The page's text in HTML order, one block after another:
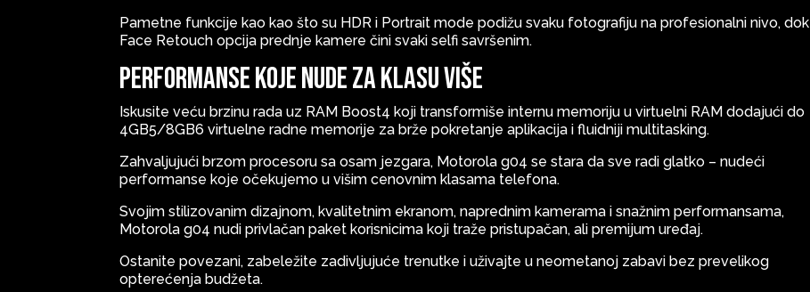
Pametne funkcije kao kao što su HDR i Portrait mode podižu svaku fotografiju na profesionalni nivo, dok
Face Retouch opcija prednje kamere čini svaki selfi savršenim.
Performanse koje nude za klasu više
Iskusite veću brzinu rada uz RAM Boost4 koji transformiše internu memoriju u virtuelni RAM dodajući do
4GB5/8GB6 virtuelne radne memorije za brže pokretanje aplikacija i fluidniji multitasking.
Zahvaljujući brzom procesoru sa osam jezgara, Motorola g04 se stara da sve radi glatko – nudeći
performanse koje očekujemo u višim cenovnim klasama telefona.
Svojim stilizovanim dizajnom, kvalitetnim ekranom, naprednim kamerama i snažnim performansama,
Motorola g04 nudi privlačan paket korisnicima koji traže pristupačan, ali premijum uređaj.
Ostanite povezani, zabeležite zadivljujuće trenutke i uživajte u neometanoj zabavi bez prevelikog
opterećenja budžeta.